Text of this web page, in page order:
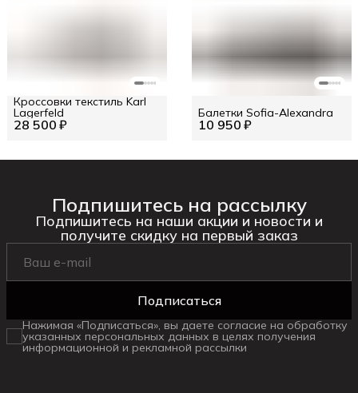
28 500 ₽
Кроссовки текстиль Karl
Lagerfeld
10 950 ₽
Балетки Sofia-Alexandra
Подпишитесь на рассылку
Подпишитесь на наши акции и новости и
получите скидку на первый заказ
Подписаться
Нажимая «Подписаться», вы даете согласие на обработку
указанных персональных данных в целях получения
информационной и рекламной рассылки